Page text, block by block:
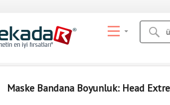
Maske Bandana Boyunluk: Head